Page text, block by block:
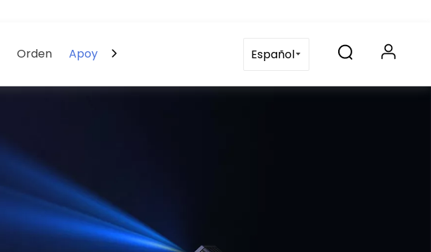
Orden Apoyo Contáctenos blog Preguntas
Español